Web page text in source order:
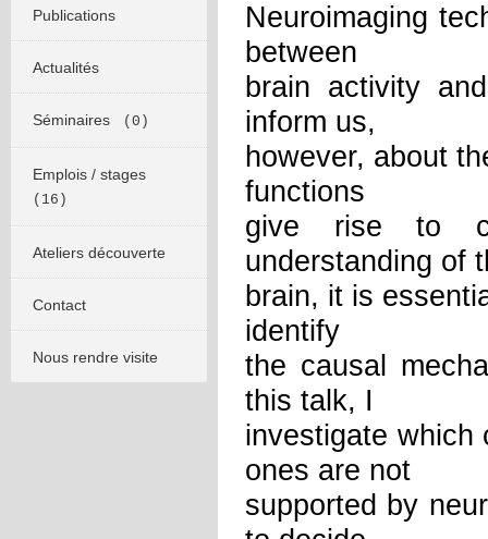
Publications
Actualités
Séminaires (0)
Emplois / stages
(16)
Ateliers découverte
Contact
Nous rendre visite
Neuroimaging
between
brain activity
inform us,
however, about
functions
give rise to
understanding of
brain, it is
identify
the causal
this talk, I
investigate which
ones are not
supported by